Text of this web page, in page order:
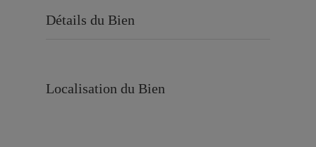
Détails du Bien
Localisation du Bien